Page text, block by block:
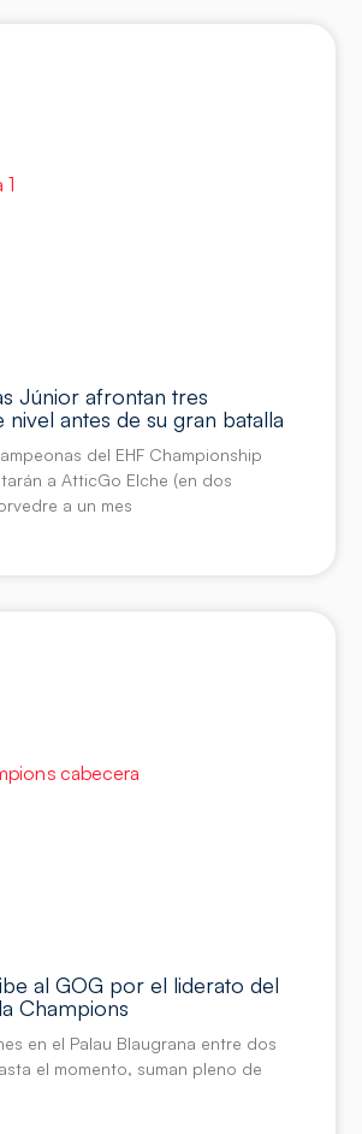
Júnior afrontan tres
nivel antes de su gran batalla
del EHF Championship
a AtticGo Elche (en dos
a un mes
al GOG por el liderato del
Champions
en el Palau Blaugrana entre dos
el momento, suman pleno de